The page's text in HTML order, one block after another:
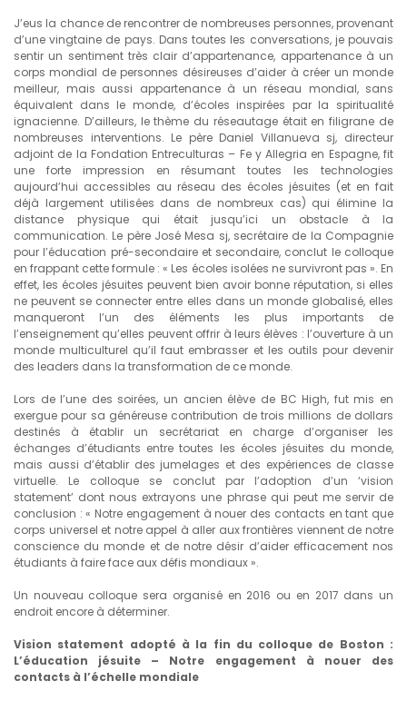
J’eus la chance de rencontrer de nombreuses personnes, provenant
d’une vingtaine de pays. Dans toutes les conversations, je pouvais
sentir un sentiment très clair d’appartenance, appartenance à un
corps mondial de personnes désireuses d’aider à créer un monde
meilleur, mais aussi appartenance à un réseau mondial, sans
équivalent dans le monde, d’écoles inspirées par la spiritualité
ignacienne. D’ailleurs, le thème du réseautage était en filigrane de
nombreuses interventions. Le père Daniel Villanueva sj, directeur
adjoint de la Fondation Entreculturas – Fe y Allegria en Espagne, fit
une forte impression en résumant toutes les technologies
aujourd’hui accessibles au réseau des écoles jésuites (et en fait
déjà largement utilisées dans de nombreux cas) qui élimine la
distance physique qui était jusqu’ici un obstacle à la
communication. Le père José Mesa sj, secrétaire de la Compagnie
pour l’éducation pré-secondaire et secondaire, conclut le colloque
en frappant cette formule : « Les écoles isolées ne survivront pas ». En
effet, les écoles jésuites peuvent bien avoir bonne réputation, si elles
ne peuvent se connecter entre elles dans un monde globalisé, elles
manqueront l’un des éléments les plus importants de
l’enseignement qu’elles peuvent offrir à leurs élèves : l’ouverture à un
monde multiculturel qu’il faut embrasser et les outils pour devenir
des leaders dans la transformation de ce monde.
Lors de l’une des soirées, un ancien élève de BC High, fut mis en
exergue pour sa généreuse contribution de trois millions de dollars
destinés à établir un secrétariat en charge d’organiser les
échanges d’étudiants entre toutes les écoles jésuites du monde,
mais aussi d’établir des jumelages et des expériences de classe
virtuelle. Le colloque se conclut par l’adoption d’un ‘vision
statement’ dont nous extrayons une phrase qui peut me servir de
conclusion : « Notre engagement à nouer des contacts en tant que
corps universel et notre appel à aller aux frontières viennent de notre
conscience du monde et de notre désir d’aider efficacement nos
étudiants à faire face aux défis mondiaux ».
Un nouveau colloque sera organisé en 2016 ou en 2017 dans un
endroit encore à déterminer.
Vision statement adopté à la fin du colloque de Boston :
L’éducation jésuite – Notre engagement à nouer des
contacts à l’échelle mondiale